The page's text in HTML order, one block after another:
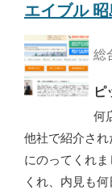
エイブル
総
ピ
何
他社で紹介さ
にのってくれ
くれ、内見も